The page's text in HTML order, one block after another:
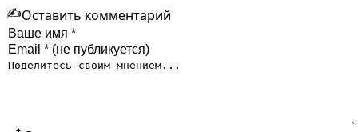
✍️Оставить комментарий